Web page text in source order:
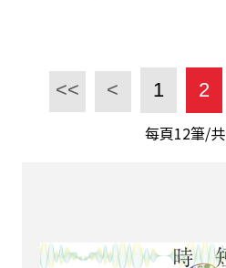
<< < 1 2
每頁12筆/共